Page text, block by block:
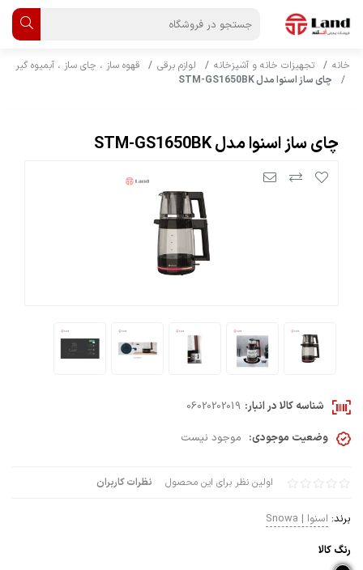
خانه تجهیزات خانه و آشپزخانه لوازم برقی
قهوه ساز ، چای ساز ، آبمیوه گیر
چای ساز اسنوا مدل STM-GS1650BK
چای ساز اسنوا مدل STM-GS1650BK
اولین نظر برای این محصول نظرات کاربران
برند: اسنوا | Snowa
رنگ كالا
شناسه کالا در انبار: 06020202019
وضعیت موجودی: موجود نیست